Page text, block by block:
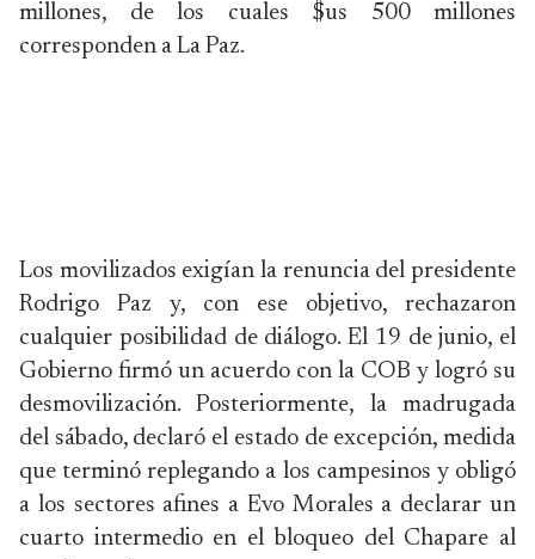
millones, de los cuales $us 500 millones
corresponden a La Paz.
Los movilizados exigían la renuncia del presidente
Rodrigo Paz y, con ese objetivo, rechazaron
cualquier posibilidad de diálogo. El 19 de junio, el
Gobierno firmó un acuerdo con la COB y logró su
desmovilización. Posteriormente, la madrugada
del sábado, declaró el estado de excepción, medida
que terminó replegando a los campesinos y obligó
a los sectores afines a Evo Morales a declarar un
cuarto intermedio en el bloqueo del Chapare al